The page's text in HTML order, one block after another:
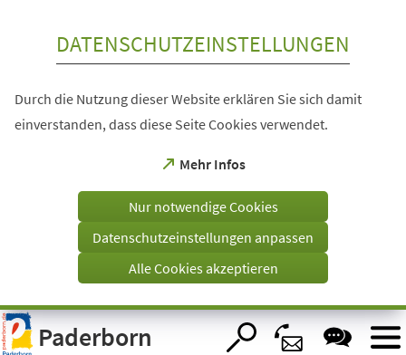
Visuelle
Assistenzsoftware
öffnen.
DATENSCHUTZEINSTELLUNGEN
Durch die Nutzung dieser Website erklären Sie sich damit
einverstanden, dass diese Seite Cookies verwendet.
Mehr Infos
(Öffnet
einem
Tab)
Nur notwendige Cookies
Datenschutzeinstellungen anpassen
Alle Cookies akzeptieren
Paderborn